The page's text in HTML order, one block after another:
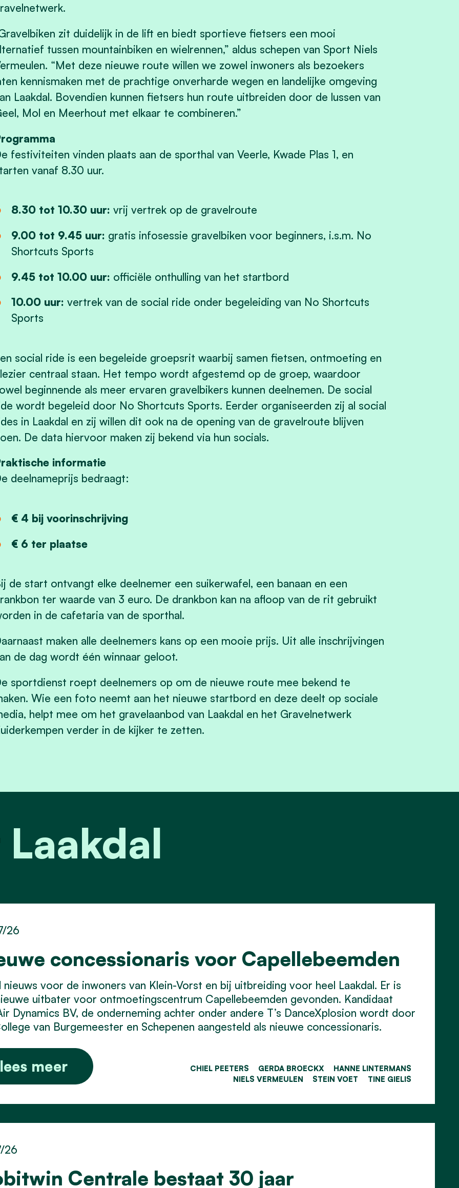
zit duidelijk in de lift en biedt sportieve fietsers een mooi
tussen mountainbiken en wielrennen,” aldus schepen van Sport Niels
“Met deze nieuwe route willen we zowel inwoners als bezoekers
kennismaken met de prachtige onverharde wegen en landelijke omgeving
Laakdal. Bovendien kunnen fietsers hun route uitbreiden door de lussen van
Mol en Meerhout met elkaar te combineren.”
festiviteiten vinden plaats aan de sporthal van Veerle, Kwade Plas 1, en
vanaf 8.30 uur.
8.30 tot 10.30 uur: vrij vertrek op de gravelroute
9.00 tot 9.45 uur: gratis infosessie gravelbiken voor beginners, i.s.m. No
Shortcuts Sports
9.45 tot 10.00 uur: officiële onthulling van het startbord
10.00 uur: vertrek van de social ride onder begeleiding van No Shortcuts
Sports
social ride is een begeleide groepsrit waarbij samen fietsen, ontmoeting en
centraal staan. Het tempo wordt afgestemd op de groep, waardoor
beginnende als meer ervaren gravelbikers kunnen deelnemen. De social
wordt begeleid door No Shortcuts Sports. Eerder organiseerden zij al social
in Laakdal en zij willen dit ook na de opening van de gravelroute blijven
De data hiervoor maken zij bekend via hun socials.
informatie
deelnameprijs bedraagt:
€ 4 bij voorinschrijving
€ 6 ter plaatse
de start ontvangt elke deelnemer een suikerwafel, een banaan en een
ter waarde van 3 euro. De drankbon kan na afloop van de rit gebruikt
in de cafetaria van de sporthal.
maken alle deelnemers kans op een mooie prijs. Uit alle inschrijvingen
de dag wordt één winnaar geloot.
sportdienst roept deelnemers op om de nieuwe route mee bekend te
Wie een foto neemt aan het nieuwe startbord en deze deelt op sociale
helpt mee om het gravelaanbod van Laakdal en het Gravelnetwerk
verder in de kijker te zetten.
concessionaris voor Capellebeemden
26
nieuws voor de inwoners van Klein-Vorst en bij uitbreiding voor heel Laakdal. Er is
uitbater voor ontmoetingscentrum Capellebeemden gevonden. Kandidaat
Dynamics BV, de onderneming achter onder andere T’s DanceXplosion wordt door
van Burgemeester en Schepenen aangesteld als nieuwe concessionaris.
lees meer CHIEL PEETERS GERDA BROECKX
HANNE LINTERMANS
NIELS VERMEULEN
STEIN VOET TINE GIELIS
Centrale bestaat 30 jaar
26